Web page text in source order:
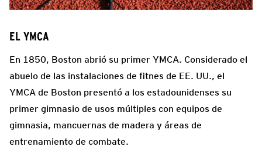
EL YMCA
En 1850, Boston abrió su primer YMCA. Considerado el
abuelo de las instalaciones de fitnes de EE. UU., el
YMCA de Boston presentó a los estadounidenses su
primer gimnasio de usos múltiples con equipos de
gimnasia, mancuernas de madera y áreas de
entrenamiento de combate.